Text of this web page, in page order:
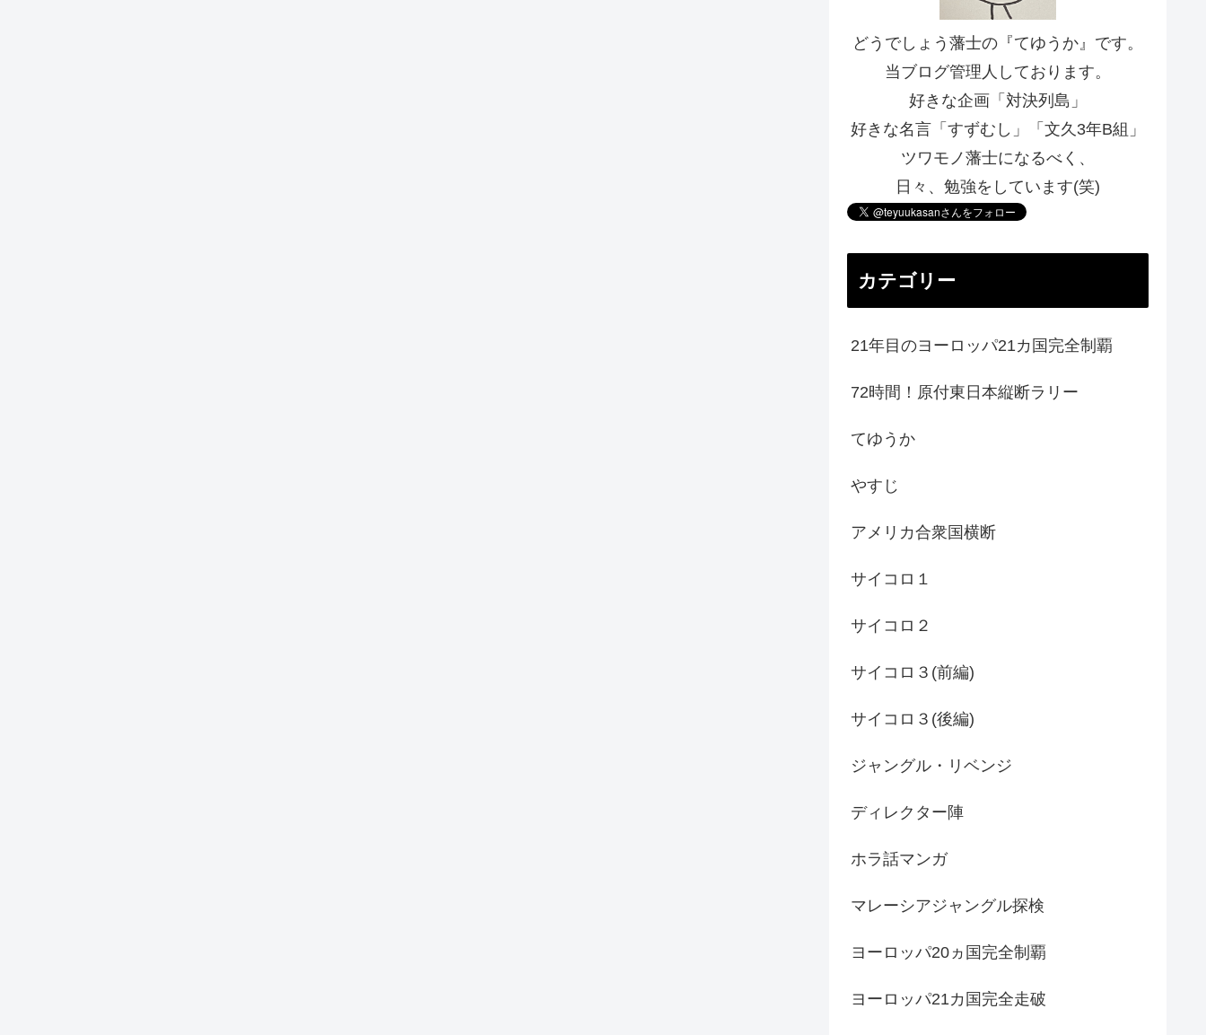
どうでしょう藩士の『てゆうか』です。
当ブログ管理人しております。
好きな企画「対決列島」
好きな名言「すずむし」「文久3年B組」
ツワモノ藩士になるべく、
日々、勉強をしています(笑)
カテゴリー
21年目のヨーロッパ21カ国完全制覇
72時間！原付東日本縦断ラリー
てゆうか
やすじ
アメリカ合衆国横断
サイコロ１
サイコロ２
サイコロ３(前編)
サイコロ３(後編)
ジャングル・リベンジ
ディレクター陣
ホラ話マンガ
マレーシアジャングル探検
ヨーロッパ20ヵ国完全制覇
ヨーロッパ21カ国完全走破